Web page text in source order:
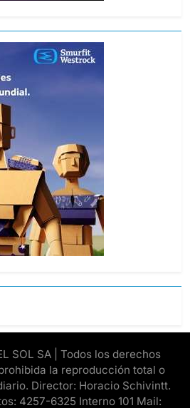
SOL SA | Todos los derechos
la reproducción total o
Director: Horacio Schivintt.
4257-6325 Interno 101 Mail: